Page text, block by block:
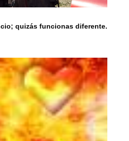
quizás funcionas diferente.